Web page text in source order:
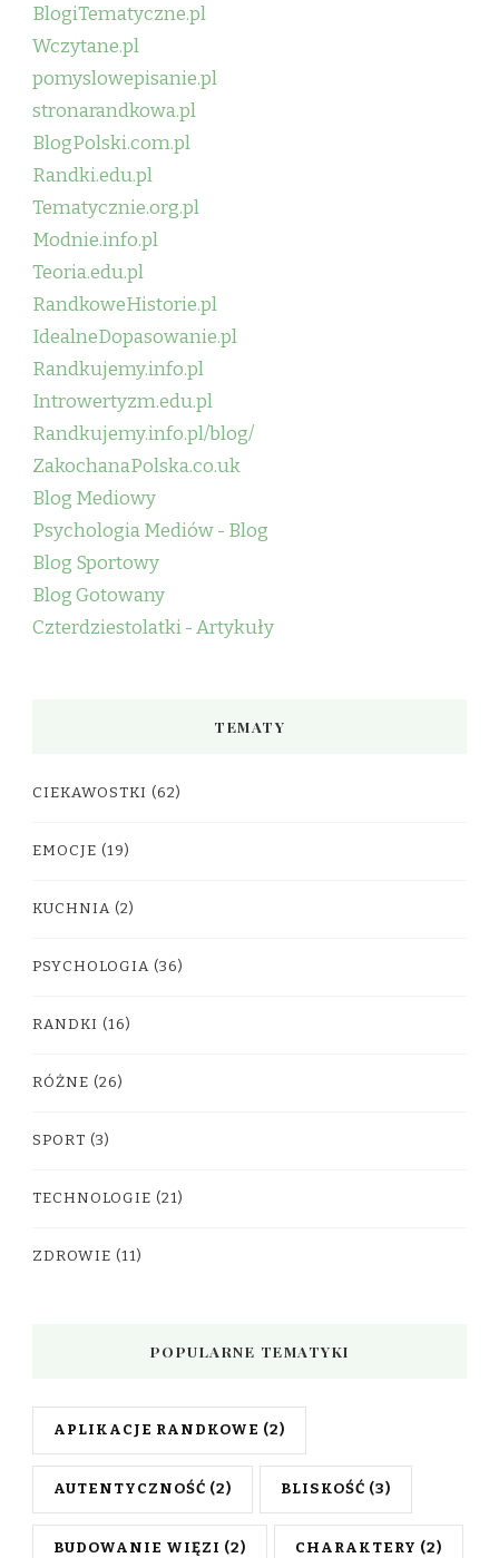
BlogiTematyczne.pl
Wczytane.pl
pomyslowepisanie.pl
stronarandkowa.pl
BlogPolski.com.pl
Randki.edu.pl
Tematycznie.org.pl
Modnie.info.pl
Teoria.edu.pl
RandkoweHistorie.pl
IdealneDopasowanie.pl
Randkujemy.info.pl
Introwertyzm.edu.pl
Randkujemy.info.pl/blog/
ZakochanaPolska.co.uk
Blog Mediowy
Psychologia Mediów - Blog
Blog Sportowy
Blog Gotowany
Czterdziestolatki - Artykuły
TEMATY
CIEKAWOSTKI (62)
EMOCJE (19)
KUCHNIA (2)
PSYCHOLOGIA (36)
RANDKI (16)
RÓŻNE (26)
SPORT (3)
TECHNOLOGIE (21)
ZDROWIE (11)
POPULARNE TEMATYKI
APLIKACJE RANDKOWE (2)
AUTENTYCZNOŚĆ (2) BLISKOŚĆ (3)
BUDOWANIE WIĘZI (2) CHARAKTERY (2)